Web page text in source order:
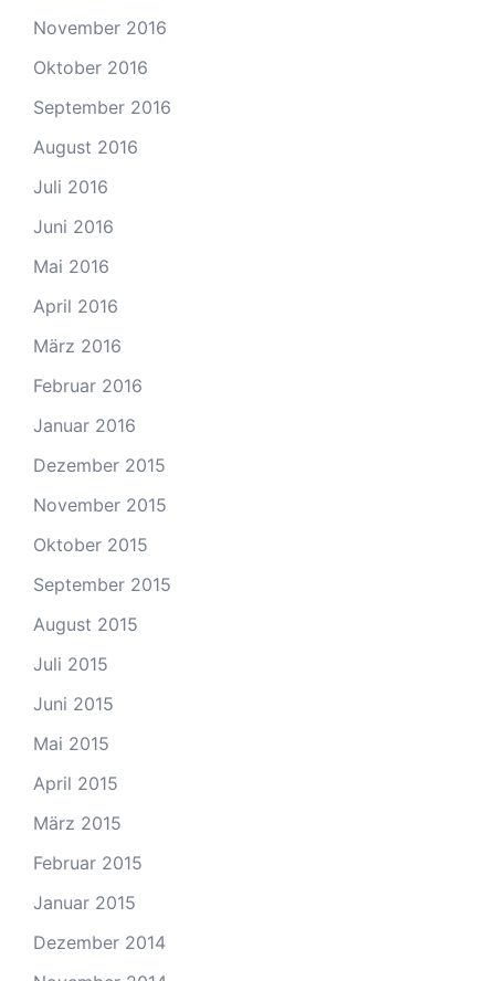
November 2016
Oktober 2016
September 2016
August 2016
Juli 2016
Juni 2016
Mai 2016
April 2016
März 2016
Februar 2016
Januar 2016
Dezember 2015
November 2015
Oktober 2015
September 2015
August 2015
Juli 2015
Juni 2015
Mai 2015
April 2015
März 2015
Februar 2015
Januar 2015
Dezember 2014